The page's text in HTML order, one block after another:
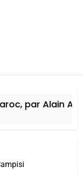
par Alain Amiel